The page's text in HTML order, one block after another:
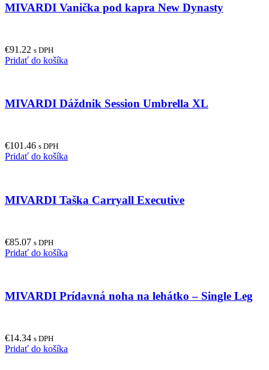
MIVARDI Vanička pod kapra New Dynasty
€91.22 s DPH
Pridať do košíka
MIVARDI Dáždnik Session Umbrella XL
€101.46 s DPH
Pridať do košíka
MIVARDI Taška Carryall Executive
€85.07 s DPH
Pridať do košíka
MIVARDI Prídavná noha na lehátko – Single Leg
€14.34 s DPH
Pridať do košíka